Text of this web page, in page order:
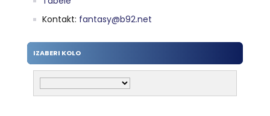
Kontakt: fantasy@b92.net
IZABERI KOLO